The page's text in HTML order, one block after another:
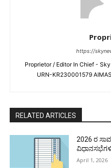
https://
Proprietor / Editor In Chief -
URN-KR230001579
RELATED ARTICLES
2026 ರ
April 1, 2026